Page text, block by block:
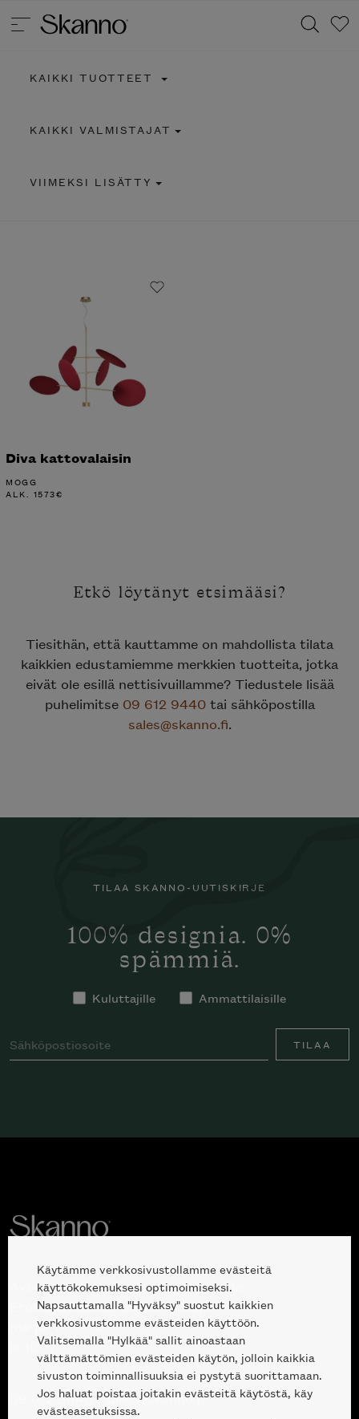
KAIKKI TUOTTEET
KAIKKI VALMISTAJAT
VIIMEKSI LISÄTTY
Diva kattovalaisin
MOGG
ALK. 1573€
Etkö löytänyt etsimääsi?
Tiesithän, että kauttamme on mahdollista tilata
kaikkien edustamiemme merkkien tuotteita, jotka
eivät ole esillä nettisivuillamme? Tiedustele lisää
puhelimitse 09 612 9440tai sähköpostilla
sales@skanno.fi.
TILAA SKANNO-UUTISKIRJE
100% designia. 0%
spämmiä.
Kuluttajille Ammattilaisille
TILAA
Avoinna kuluttajille ja ammattilaisille:
Erottajankatu 2, 00120 Helsinki
ma-pe 10 — 18
la 10-17
09 612 9440 |sales@skanno.fi
Käytämme verkkosivustollamme evästeitä
käyttökokemuksesi optimoimiseksi.
Napsauttamalla "Hyväksy" suostut kaikkien
verkkosivustomme evästeiden käyttöön.
Valitsemalla "Hylkää" sallit ainoastaan
välttämättömien evästeiden käytön, jolloin kaikkia
sivuston toiminnallisuuksia ei pystytä suorittamaan.
Jos haluat poistaa joitakin evästeitä käytöstä, käy
evästeasetuksissa.